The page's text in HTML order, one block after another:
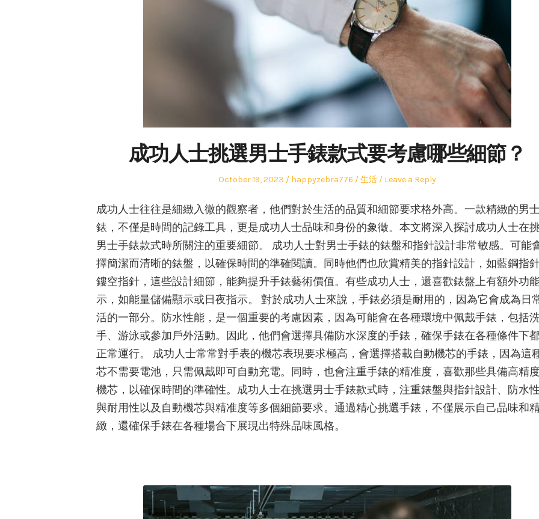
成功人士挑選男士手錶款式要考慮哪些細節？
Posted
October 19, 2023 Author
happyzebra776
Posted
生活 Leave a Reply
成功人士往往是細緻入微的觀察者，他們對於生活的品質和細節要求格外高。一款精緻的男
錶，不僅是時間的記錄工具，更是成功人士品味和身份的象徵。本文將深入探討成功人士在
男士手錶款式時所關注的重要細節。 成功人士對男士手錶的錶盤和指針設計非常敏感。可能
擇簡潔而清晰的錶盤，以確保時間的準確閱讀。同時他們也欣賞精美的指針設計，如藍鋼指
鏤空指針，這些設計細節，能夠提升手錶藝術價值。有些成功人士，還喜歡錶盤上有額外功
示，如能量儲備顯示或日夜指示。 對於成功人士來說，手錶必須是耐用的，因為它會成為日
活的一部分。防水性能，是一個重要的考慮因素，因為可能會在各種環境中佩戴手錶，包括
手、游泳或參加戶外活動。因此，他們會選擇具備防水深度的手錶，確保手錶在各種條件下
正常運行。 成功人士常常對手表的機芯表現要求極高，會選擇搭載自動機芯的手錶，因為這
芯不需要電池，只需佩戴即可自動充電。同時，也會注重手錶的精准度，喜歡那些具備高精
機芯，以確保時間的準確性。成功人士在挑選男士手錶款式時，注重錶盤與指針設計、防水
與耐用性以及自動機芯與精准度等多個細節要求。通過精心挑選手錶，不僅展示自己品味和
緻，還確保手錶在各種場合下展現出特殊品味風格。